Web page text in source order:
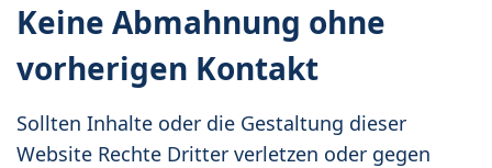
Keine Abmahnung ohne
vorherigen Kontakt
Sollten Inhalte oder die Gestaltung dieser
Website Rechte Dritter verletzen oder gegen